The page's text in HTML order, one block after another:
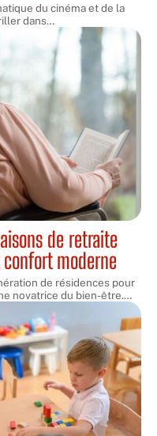
du cinéma et de la
dans…
de retraite
moderne
de résidences pour
novatrice du bien-être.…